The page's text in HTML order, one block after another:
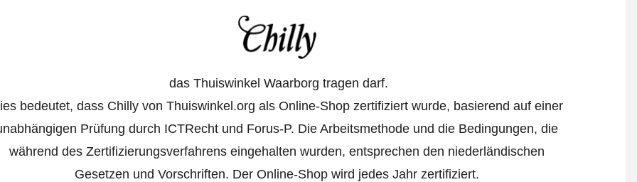
das Thuiswinkel Waarborg tragen darf.
bedeutet, dass Chilly von Thuiswinkel.org als Online-Shop zertifiziert wurde, basierend auf einer
Prüfung durch ICTRecht und Forus-P. Die Arbeitsmethode und die Bedingungen, die
während des Zertifizierungsverfahrens eingehalten wurden, entsprechen den niederländischen
Gesetzen und Vorschriften. Der Online-Shop wird jedes Jahr zertifiziert.